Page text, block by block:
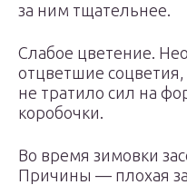
за ним тщательнее.
Слабое цветение.
отцветшие
не тратило сил на
коробочки.
Во время зимовки
Причины — плохая